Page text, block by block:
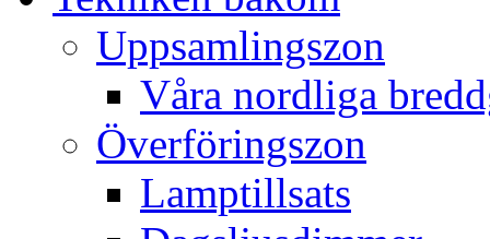
Uppsamlingszon
Våra nordliga
Överföringszon
Lamptillsats